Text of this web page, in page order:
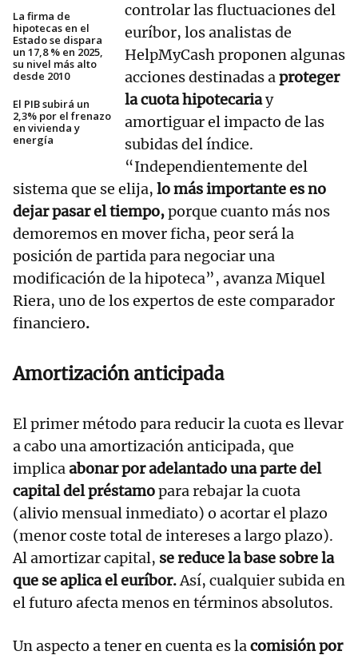
La firma de
hipotecas en el
Estado se dispara
un 17,8 % en 2025,
su nivel más alto
desde 2010
El PIB subirá un
2,3% por el frenazo
en vivienda y
energía
controlar las fluctuaciones del
euríbor, los analistas de
HelpMyCash proponen algunas
acciones destinadas aproteger
la cuota hipotecariay
amortiguar el impacto de las
subidas del índice.
“Independientemente del
sistema que se elija, lo más importante es no
dejar pasar el tiempo,porque cuanto más nos
demoremos en mover ficha, peor será la
posición de partida para negociar una
modificación de la hipoteca”, avanza Miquel
Riera, uno de los expertos de este comparador
financiero.
Amortización anticipada
El primer método para reducir la cuota es llevar
a cabo una amortización anticipada, que
implicaabonar por adelantado una parte del
capital del préstamopara rebajar la cuota
(alivio mensual inmediato) o acortar el plazo
(menor coste total de intereses a largo plazo).
Al amortizar capital, se reduce la base sobre la
que se aplica el euríbor.Así, cualquier subida en
el futuro afecta menos en términos absolutos.
Un aspecto a tener en cuenta es lacomisión por